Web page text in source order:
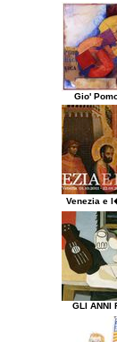
Gio'
Venezia e
GLI ANNI